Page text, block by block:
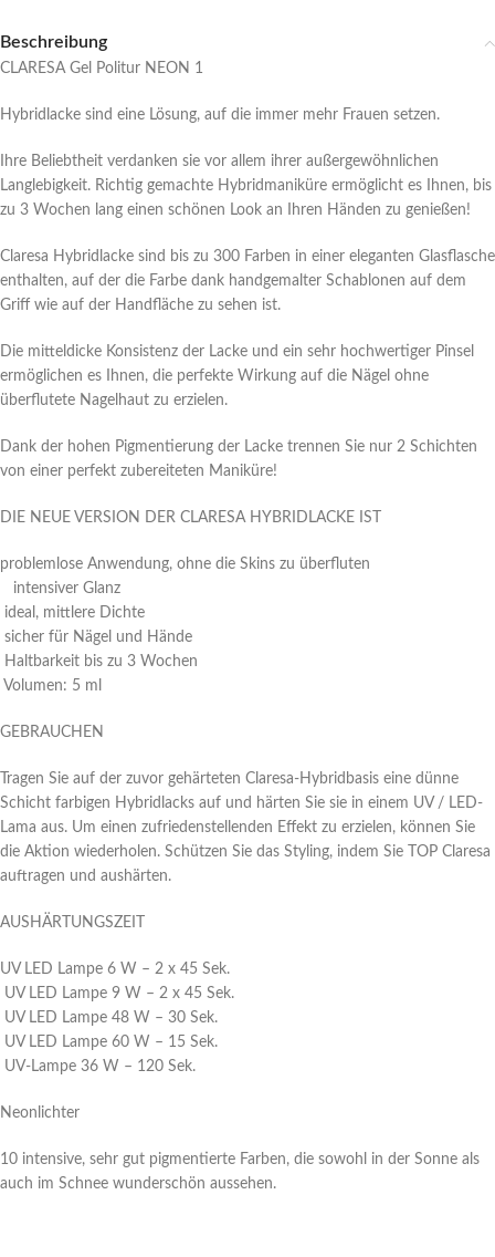
Beschreibung
CLARESA Gel Politur NEON 1
Hybridlacke sind eine Lösung, auf die immer mehr Frauen setzen.
Ihre Beliebtheit verdanken sie vor allem ihrer außergewöhnlichen
Langlebigkeit. Richtig gemachte Hybridmaniküre ermöglicht es Ihnen, bis
zu 3 Wochen lang einen schönen Look an Ihren Händen zu genießen!
Claresa Hybridlacke sind bis zu 300 Farben in einer eleganten Glasflasche
enthalten, auf der die Farbe dank handgemalter Schablonen auf dem
Griff wie auf der Handfläche zu sehen ist.
Die mitteldicke Konsistenz der Lacke und ein sehr hochwertiger Pinsel
ermöglichen es Ihnen, die perfekte Wirkung auf die Nägel ohne
überflutete Nagelhaut zu erzielen.
Dank der hohen Pigmentierung der Lacke trennen Sie nur 2 Schichten
von einer perfekt zubereiteten Maniküre!
DIE NEUE VERSION DER CLARESA HYBRIDLACKE IST
problemlose Anwendung, ohne die Skins zu überfluten
intensiver Glanz
ideal, mittlere Dichte
sicher für Nägel und Hände
Haltbarkeit bis zu 3 Wochen
Volumen: 5 ml
GEBRAUCHEN
Tragen Sie auf der zuvor gehärteten Claresa-Hybridbasis eine dünne
Schicht farbigen Hybridlacks auf und härten Sie sie in einem UV / LED-
Lama aus. Um einen zufriedenstellenden Effekt zu erzielen, können Sie
die Aktion wiederholen. Schützen Sie das Styling, indem Sie TOP Claresa
auftragen und aushärten.
AUSHÄRTUNGSZEIT
UV LED Lampe 6 W – 2 x 45 Sek.
UV LED Lampe 9 W – 2 x 45 Sek.
UV LED Lampe 48 W – 30 Sek.
UV LED Lampe 60 W – 15 Sek.
UV-Lampe 36 W – 120 Sek.
Neonlichter
10 intensive, sehr gut pigmentierte Farben, die sowohl in der Sonne als
auch im Schnee wunderschön aussehen.